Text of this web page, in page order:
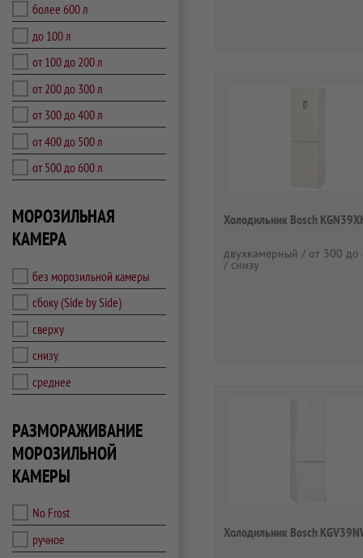
более 600 л
до 100 л
от 100 до 200 л
от 200 до 300 л
от 300 до 400 л
от 400 до 500 л
от 500 до 600 л
МОРОЗИЛЬНАЯ
КАМЕРА
без морозильной камеры
сбоку (Side by Side)
сверху
снизу
среднее
РАЗМОРАЖИВАНИЕ
МОРОЗИЛЬНОЙ
КАМЕРЫ
No Frost
ручное
Холодильник Bosch
двухкамерный / от 300 до
/ снизу
Холодильник Bosch